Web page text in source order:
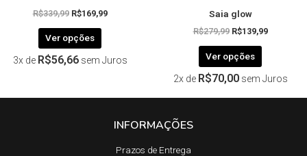
R$339,99 R$169,99
Ver opções
produto
3x de R$56,66 sem Juros
Saia glow
R$279,99 R$139,99
Ver opções
2x de R$70,00 sem Juros
INFORMAÇÕES
Prazos de Entrega​